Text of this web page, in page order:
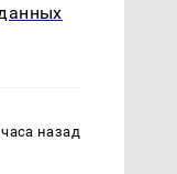
назад